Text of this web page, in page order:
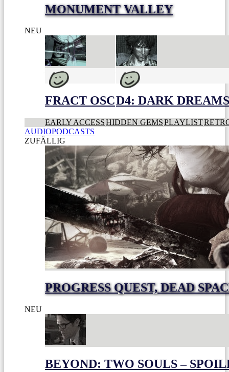
MONUMENT VALLEY
NEU
FRACT OSCD4: DARK
EARLY ACCESSHIDDEN GEMSPLAYLIST
AUDIOPODCASTS
ZUFÄLLIG
PROGRESS QUEST, DEAD
NEU
BEYOND: TWO SOULS –